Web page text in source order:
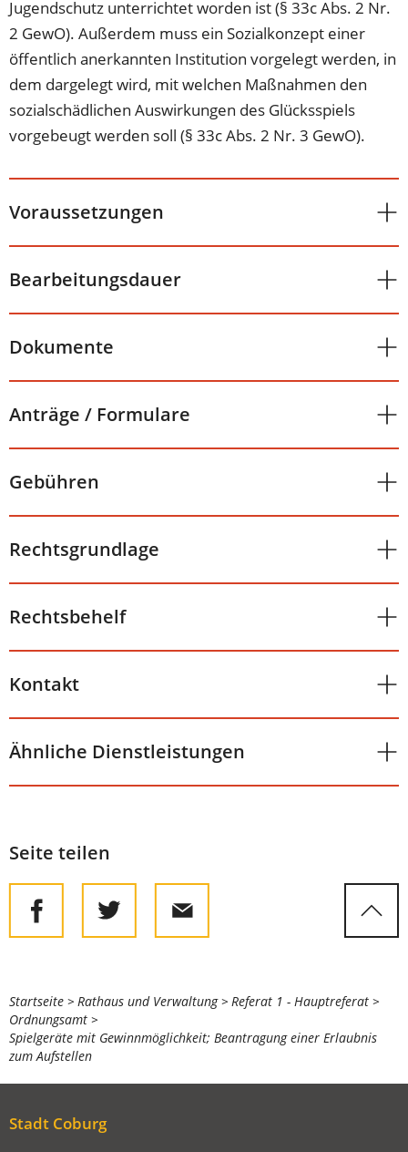
Jugendschutz unterrichtet worden ist (§ 33c Abs. 2 Nr.
2 GewO). Außerdem muss ein Sozialkonzept einer
öffentlich anerkannten Institution vorgelegt werden, in
dem dargelegt wird, mit welchen Maßnahmen den
sozialschädlichen Auswirkungen des Glücksspiels
vorgebeugt werden soll (§ 33c Abs. 2 Nr. 3 GewO).
Voraussetzungen
Bearbeitungsdauer
Dokumente
Anträge / Formulare
Gebühren
Rechtsgrundlage
Rechtsbehelf
Kontakt
Ähnliche Dienstleistungen
Seite teilen
Sie
befinden
sich
hier:
Startseite Rathaus und Verwaltung
Referat 1 - Hauptreferat
Ordnungsamt
Spielgeräte mit Gewinnmöglichkeit; Beantragung einer Erlaubnis
zum Aufstellen
Stadt Coburg